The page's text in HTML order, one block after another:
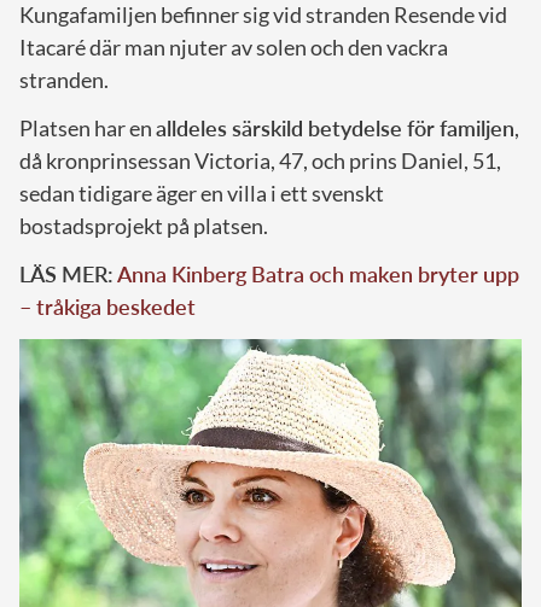
Kungafamiljen befinner sig vid stranden Resende vid
Itacaré där man njuter av solen och den vackra
stranden.
Platsen har enalldeles särskild betydelse för familjen,
då kronprinsessan Victoria, 47, och prins Daniel, 51,
sedan tidigare äger en villa i ett svenskt
bostadsprojekt på platsen.
LÄS MER:Anna Kinberg Batra och maken bryter upp
– tråkiga beskedet